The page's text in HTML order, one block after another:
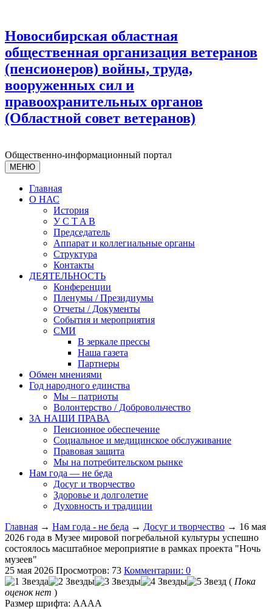
Новосибирская областная
общественная организация ветеранов
(пенсионеров) войны, труда,
вооруженных сил и
правоохранительных органов
(Областной совет ветеранов)
Общественно-информационный портал
МЕНЮ
Главная
О НАС
История
У С T A B
Председатель
Аппарат и коллегиальные органы
Структура
Контакты
ДЕЯТЕЛЬНОСТЬ
Конференции
Пленумы / Президиумы
Отчеты / Документы
События и мероприятия
СМИ
В зеркале прессы
Наша газета
Партнеры
Обмен мнениями
Год народного единства
Мы – патриоты
Волонтерство / Добровольчество
ЗА НАШИ ПРАВА
Пенсионное обеспечение
Социальное и медицинское обслуживание
Правовая защита
Мы на потребительском рынке
Нам года — не беда
Досуг и творчество
Здоровье и долголетие
Духовность и традиции
Главная → Нам года - не беда → Досуг и творчество → 16 мая
2026 года в Музее мировой погребальной культуры успешно
состоялось масштабное мероприятие в рамках проекта "Ночь
музеев"
25 мая 2026 Просмотров: 73 Комментарии: 0
( Пока
оценок нет )
Размер шрифта: AAAA